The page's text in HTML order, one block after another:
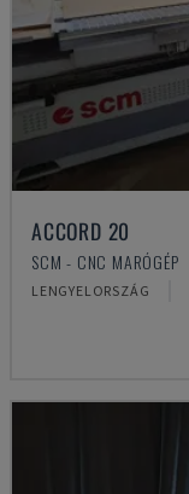
ACCORD 20
SCM - CNC MARÓGÉP
LENGYELORSZÁG